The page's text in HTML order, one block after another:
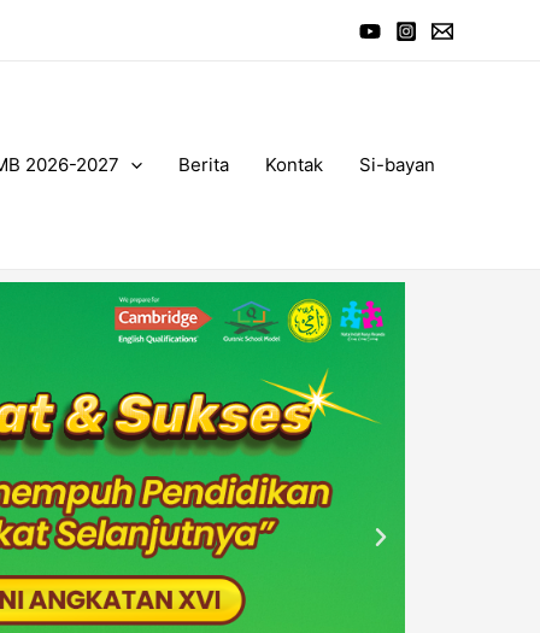
2026-2027 Berita Kontak Si-bayan